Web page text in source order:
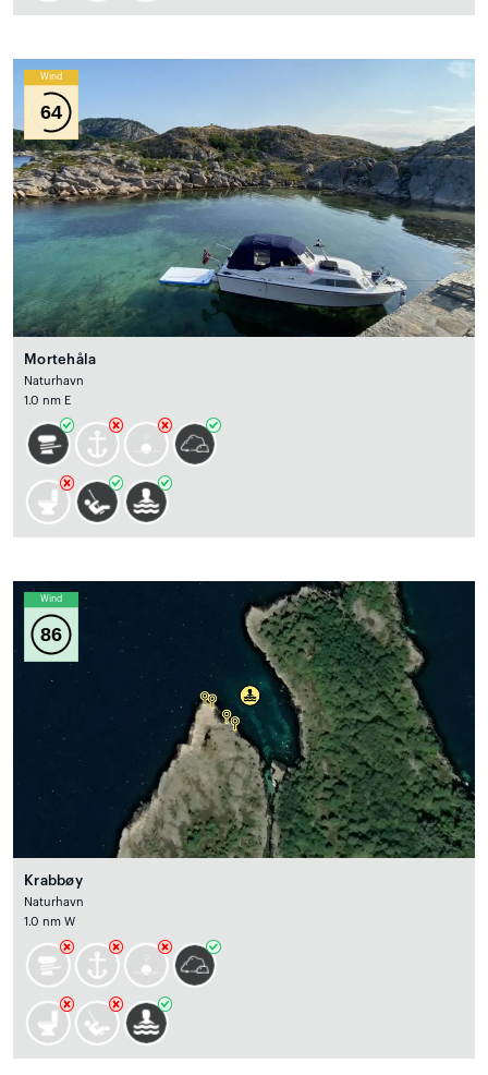
Wind
64
Mortehåla
Naturhavn
1.0 nm E
Wind
86
Krabbøy
Naturhavn
1.0 nm W